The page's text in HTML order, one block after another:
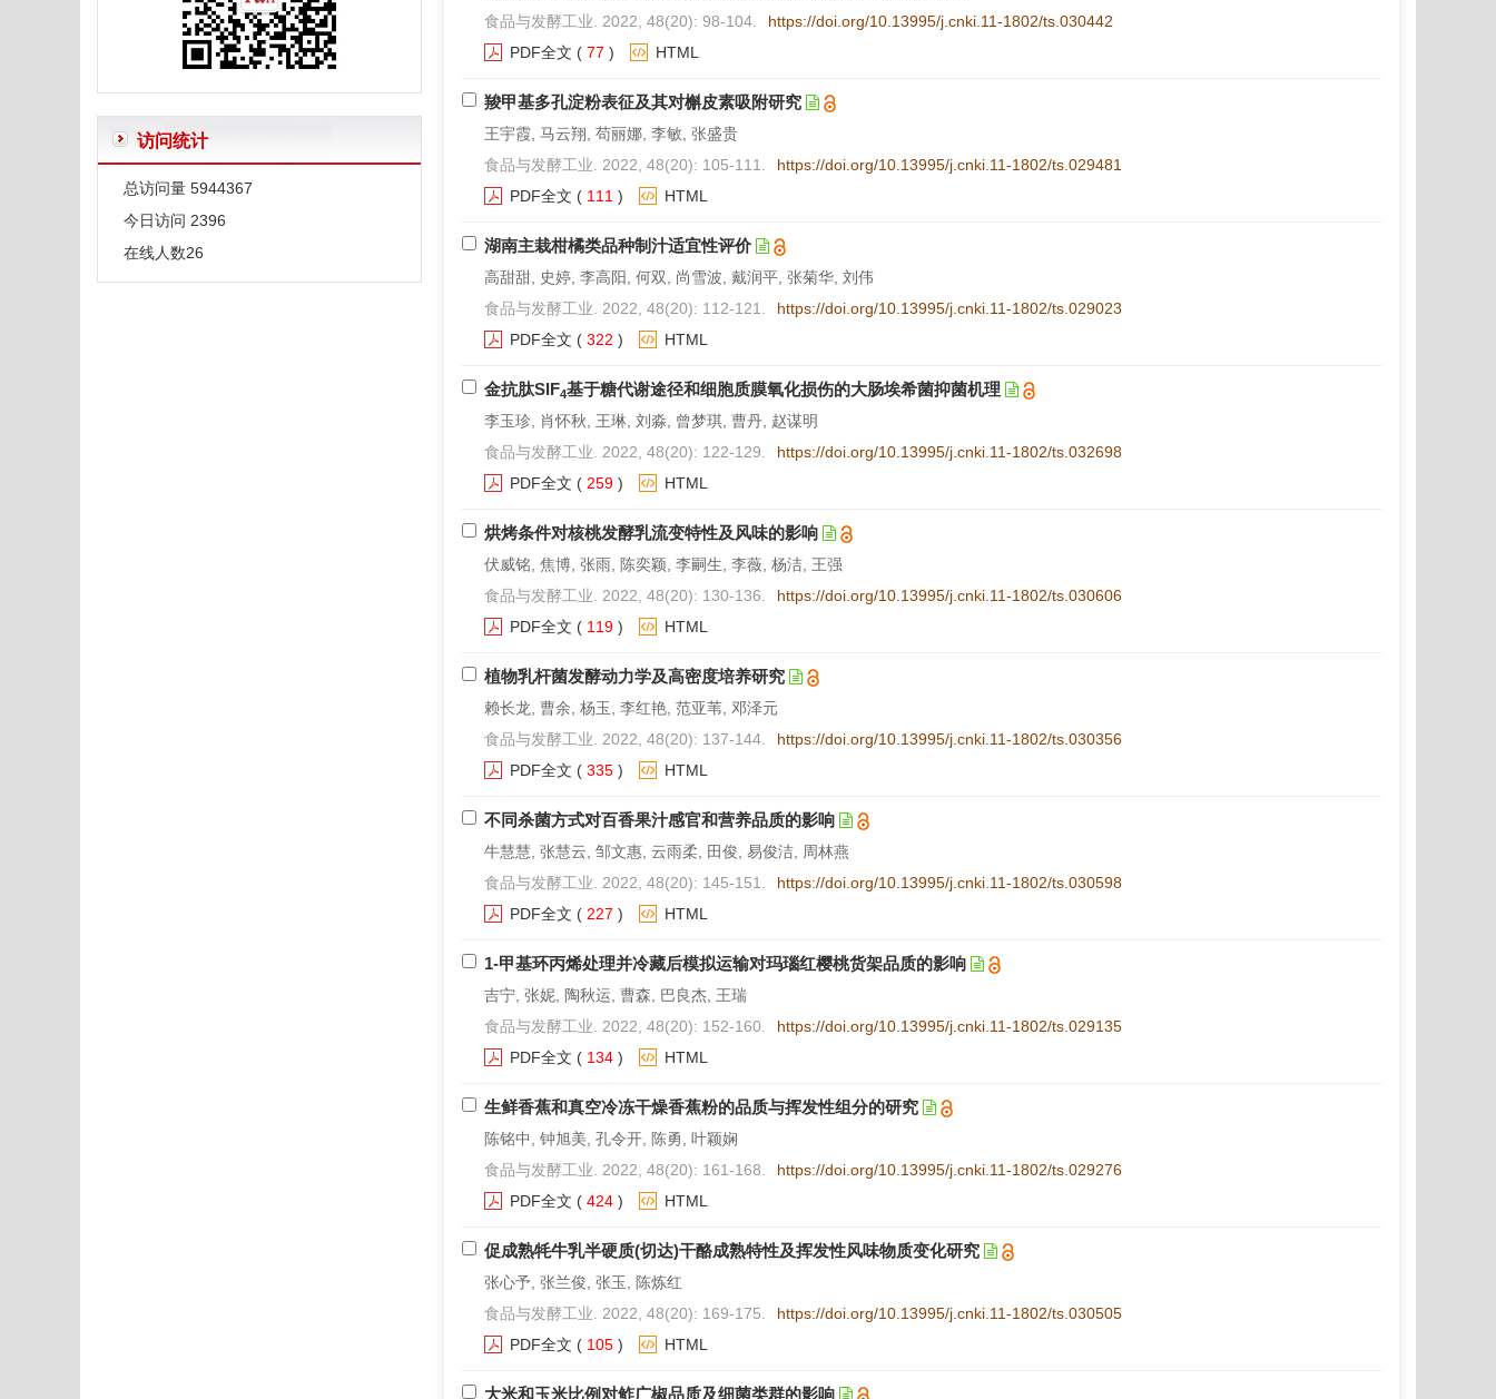
食品与发酵工业. 2022, 48(20): 98-104.
https://doi.org/10.13995/j.cnki.11-1802/ts.030442
PDF全文 ( 77 ) HTML
羧甲基多孔淀粉表征及其对槲皮素吸附研究
王宇霞, 马云翔, 苟丽娜, 李敏, 张盛贵
食品与发酵工业. 2022, 48(20): 105-111.
https://doi.org/10.13995/j.cnki.11-1802/ts.029481
PDF全文 ( 111 ) HTML
湖南主栽柑橘类品种制汁适宜性评价
高甜甜, 史婷, 李高阳, 何双, 尚雪波, 戴润平, 张菊华, 刘伟
食品与发酵工业. 2022, 48(20): 112-121.
https://doi.org/10.13995/j.cnki.11-1802/ts.029023
PDF全文 ( 322 ) HTML
金抗肽SIF4基于糖代谢途径和细胞质膜氧化损伤的大肠埃希菌抑菌机理
李玉珍, 肖怀秋, 王琳, 刘淼, 曾梦琪, 曹丹, 赵谋明
食品与发酵工业. 2022, 48(20): 122-129.
https://doi.org/10.13995/j.cnki.11-1802/ts.032698
PDF全文 ( 259 ) HTML
烘烤条件对核桃发酵乳流变特性及风味的影响
伏威铭, 焦博, 张雨, 陈奕颖, 李嗣生, 李薇, 杨洁, 王强
食品与发酵工业. 2022, 48(20): 130-136.
https://doi.org/10.13995/j.cnki.11-1802/ts.030606
PDF全文 ( 119 ) HTML
植物乳杆菌发酵动力学及高密度培养研究
赖长龙, 曹余, 杨玉, 李红艳, 范亚苇, 邓泽元
食品与发酵工业. 2022, 48(20): 137-144.
https://doi.org/10.13995/j.cnki.11-1802/ts.030356
PDF全文 ( 335 ) HTML
不同杀菌方式对百香果汁感官和营养品质的影响
牛慧慧, 张慧云, 邹文惠, 云雨柔, 田俊, 易俊洁, 周林燕
食品与发酵工业. 2022, 48(20): 145-151.
https://doi.org/10.13995/j.cnki.11-1802/ts.030598
PDF全文 ( 227 ) HTML
1-甲基环丙烯处理并冷藏后模拟运输对玛瑙红樱桃货架品质的影响
吉宁, 张妮, 陶秋运, 曹森, 巴良杰, 王瑞
食品与发酵工业. 2022, 48(20): 152-160.
https://doi.org/10.13995/j.cnki.11-1802/ts.029135
PDF全文 ( 134 ) HTML
生鲜香蕉和真空冷冻干燥香蕉粉的品质与挥发性组分的研究
陈铭中, 钟旭美, 孔令开, 陈勇, 叶颖娴
食品与发酵工业. 2022, 48(20): 161-168.
https://doi.org/10.13995/j.cnki.11-1802/ts.029276
PDF全文 ( 424 ) HTML
促成熟牦牛乳半硬质(切达)干酪成熟特性及挥发性风味物质变化研究
张心予, 张兰俊, 张玉, 陈炼红
食品与发酵工业. 2022, 48(20): 169-175.
https://doi.org/10.13995/j.cnki.11-1802/ts.030505
PDF全文 ( 105 ) HTML
大米和玉米比例对鲊广椒品质及细菌类群的影响
正确使用表格中的空白—和0
访问统计
总访问量 5944367
今日访问 2396
在线人数26